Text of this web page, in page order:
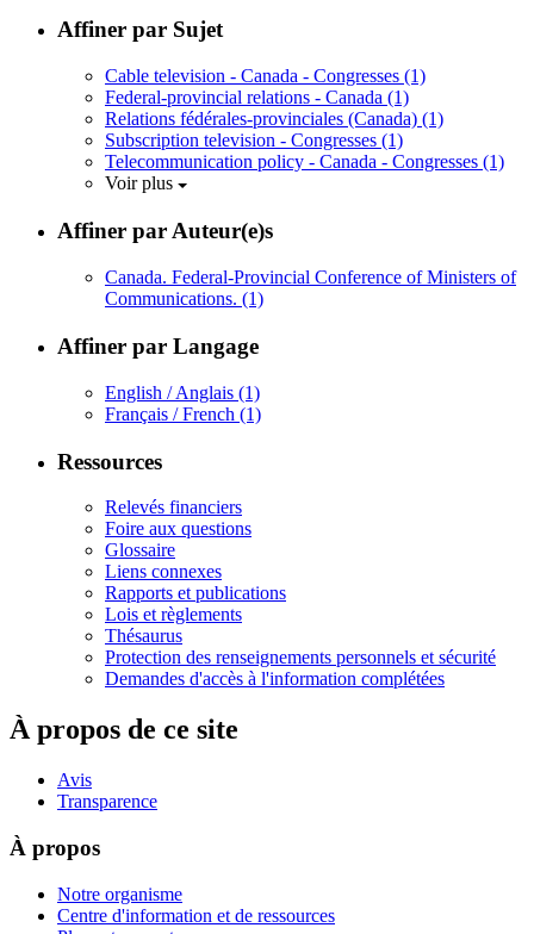
Affiner par Sujet
Cable television - Canada - Congresses (1)
Federal-provincial relations - Canada (1)
Relations fédérales-provinciales (Canada) (1)
Subscription television - Congresses (1)
Telecommunication policy - Canada - Congresses (1)
Voir plus
Affiner par Auteur(e)s
Canada. Federal-Provincial Conference of Ministers of
Communications. (1)
Affiner par Langage
English / Anglais (1)
Français / French (1)
Ressources
Relevés financiers
Foire aux questions
Glossaire
Liens connexes
Rapports et publications
Lois et règlements
Thésaurus
Protection des renseignements personnels et sécurité
Demandes d'accès à l'information complétées
À propos de ce site
Avis
Transparence
À propos
Notre organisme
Centre d'information et de ressources